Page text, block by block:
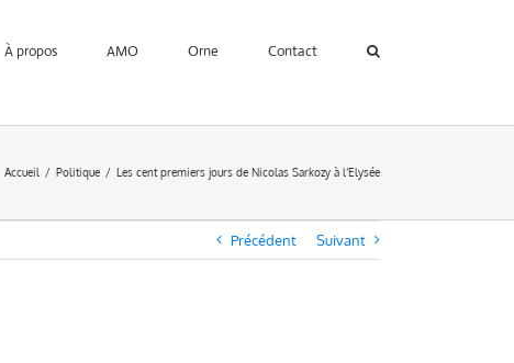
À propos AMO Orne Contact
Accueil Politique Les cent premiers jours de Nicolas Sarkozy à l’Elysée
Précédent Suivant